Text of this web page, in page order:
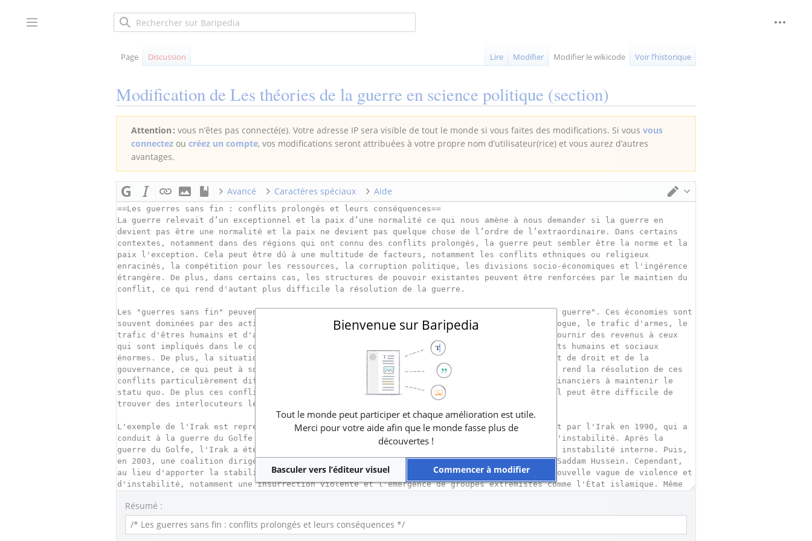
au Afficher / masquer la barre latérale Outils
replié
Page Discussion Lire Modifier Modifier le wikicode Voir l’historique
Modification de Les théories de la guerre en science politique (section)
Attention : vous n’êtes pas connecté(e). Votre adresse IP sera visible de tout le monde si vous faites des modifications. Si vous vous
connectez ou créez un compte, vos modifications seront attribuées à votre propre nom d’utilisateur(rice) et vous aurez d’autres
avantages.
Changer d’éditeur
Avancé Caractères spéciaux Aide
Résumé :
Bienvenue sur Baripedia
Tout le monde peut participer et chaque amélioration est utile.
Merci pour votre aide afin que le monde fasse plus de
découvertes !
Basculer vers l’éditeur visuel Commencer à modifier